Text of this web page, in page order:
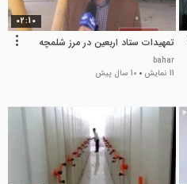
02:10
تمهیدات ستاد اربعین در مرز شلمچه
bahar
11 نمایش
10 سال پیش